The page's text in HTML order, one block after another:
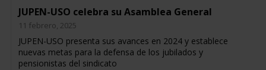
JUPEN-USO celebra su Asamblea General
11 febrero, 2025
JUPEN-USO presenta sus avances en 2024 y establece
nuevas metas para la defensa de los jubilados y
pensionistas del sindicato